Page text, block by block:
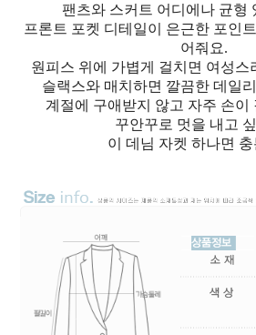
팬츠와 스커트 어디에나 균형
프론트 포켓 디테일이 은근한 포인
어줘요.
원피스 위에 가볍게 걸치면 여성스
슬랙스와 매치하면 깔끔한 데일
계절에 구애받지 않고 자주 손이
꾸안꾸로 멋을 내고
이 데님 자켓 하나면